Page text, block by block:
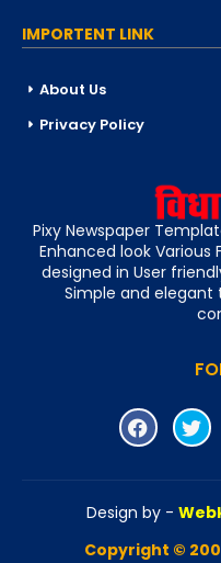
IMPORTENT LINK
About Us
Privacy Policy
Pixy Newspaper
Enhanced look Various
designed in User
Simple and
Design by -
Copyright ©